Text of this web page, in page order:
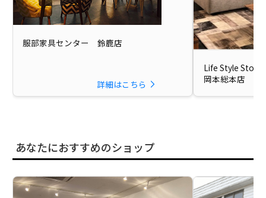
服部家具センター 鈴鹿店
詳細はこちら
Life Style Store
岡本総本店
あなたにおすすめのショップ